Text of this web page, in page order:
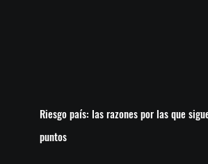
Riesgo país: las razones por las que
puntos